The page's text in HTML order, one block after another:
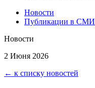
Новости
Публикации в СМИ
Новости
2 Июня 2026
← к списку новостей